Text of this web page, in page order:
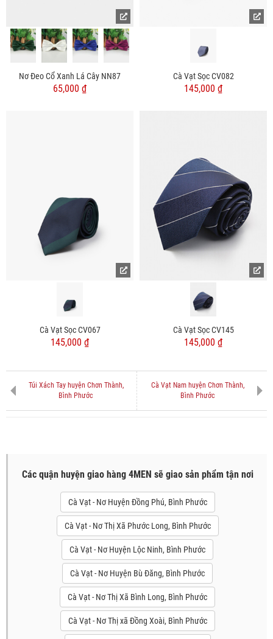
Nơ Đeo Cổ Xanh Lá Cây NN87
65,000 ₫
Cà Vạt Sọc CV082
145,000 ₫
Cà Vạt Sọc CV067
145,000 ₫
Cà Vạt Sọc CV145
145,000 ₫
Túi Xách Tay huyện Chơn Thành,
Bình Phước
Cà Vạt Nam huyện Chơn Thành,
Bình Phước
Các quận huyện giao hàng 4MEN sẽ giao sản phẩm tận nơi
Cà Vạt - Nơ Huyện Đồng Phú, Bình Phước
Cà Vạt - Nơ Thị Xã Phước Long, Bình Phước
Cà Vạt - Nơ Huyện Lộc Ninh, Bình Phước
Cà Vạt - Nơ Huyện Bù Đăng, Bình Phước
Cà Vạt - Nơ Thị Xã Bình Long, Bình Phước
Cà Vạt - Nơ Thị xã Đồng Xoài, Bình Phước